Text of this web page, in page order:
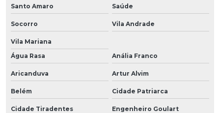
Santo Amaro Saúde
Socorro Vila Andrade
Vila Mariana
Água Rasa
Anália Franco
Aricanduva Artur Alvim
Belém Cidade Patriarca
Cidade Tiradentes Engenheiro Goulart